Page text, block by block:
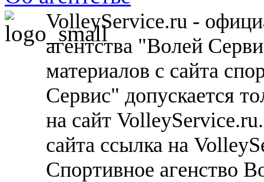
VolleyService.ru -
агентства "Волей
материалов с сайта
Сервис" допускается
на сайт
сайта ссылка на
Спортивное агенство